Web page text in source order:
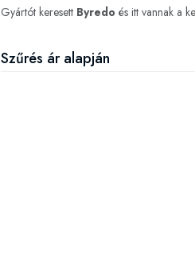
Gyártót keresett Byredo és itt vannak a
Szűrés ár alapján